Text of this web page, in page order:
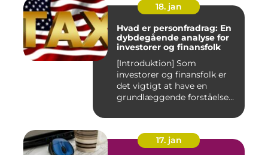
18. jan
Hvad er personfradrag: En
dybdegående analyse for
investorer og finansfolk
[Introduktion] Som
investorer og finansfolk er
det vigtigt at have en
grundlæggende forståelse
17. jan